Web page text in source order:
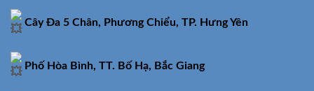
Cây Đa 5 Chân, Phương Chiểu, TP. Hưng Yên
Phố Hòa Bình, TT. Bố Hạ, Bắc Giang